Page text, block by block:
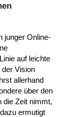
junger Online-
auf leichte
der Vision
allerhand
über den
die Zeit nimmt,
ermutigt